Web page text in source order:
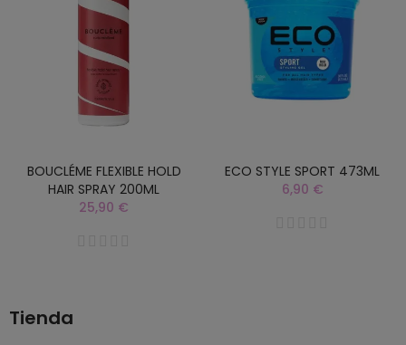
BOUCLÉME FLEXIBLE HOLD
HAIR SPRAY 200ML
25,90 €
ECO STYLE SPORT 473ML
6,90 €
Tienda